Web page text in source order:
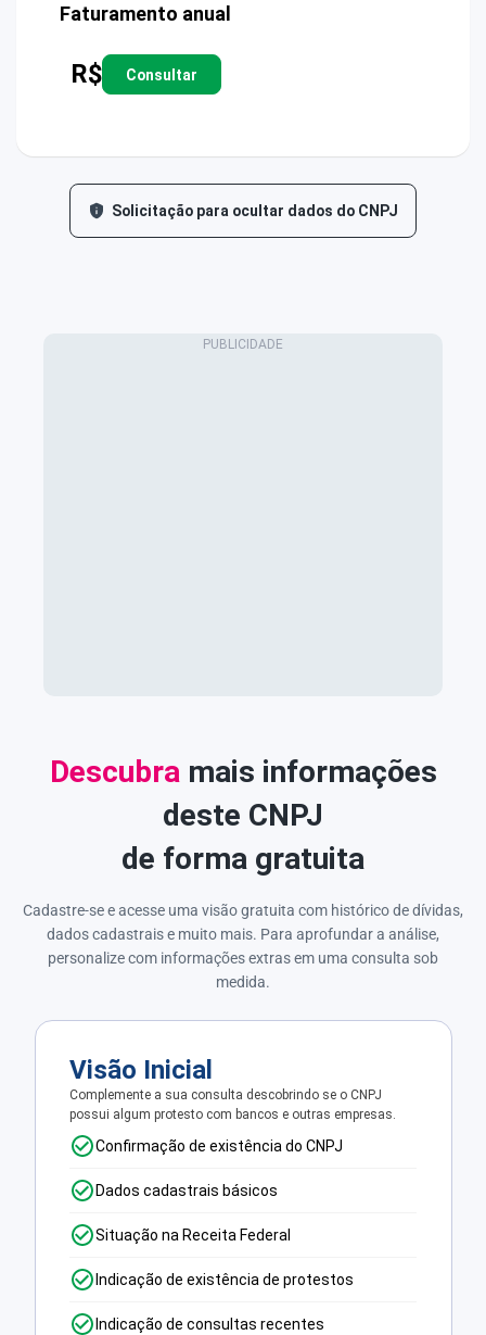
Faturamento anual
R$ Consultar
Solicitação para ocultar dados do CNPJ
Descubra mais informações
deste CNPJ
de forma gratuita
Cadastre-se e acesse uma visão gratuita com histórico de dívidas,
dados cadastrais e muito mais. Para aprofundar a análise,
personalize com informações extras em uma consulta sob
medida.
Visão Inicial
Complemente a sua consulta descobrindo se o CNPJ
possui algum protesto com bancos e outras empresas.
Confirmação de existência do CNPJ
Dados cadastrais básicos
Situação na Receita Federal
Indicação de existência de protestos
Indicação de consultas recentes